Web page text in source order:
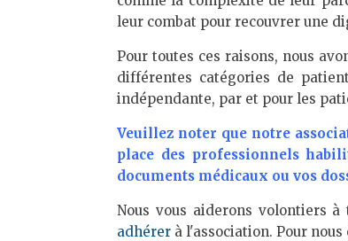
leur combat pour recouvrer une
Pour toutes ces raisons, nous
différentes catégories de
indépendante, par et pour les
Veuillez noter que notre
place des professionnels
documents médicaux ou vos
Nous vous aiderons volontiers
adhérer à l'association. Pour nous